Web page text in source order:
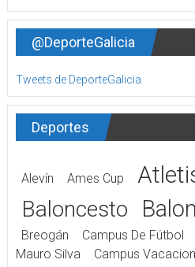
@DeporteGalicia
Tweets de DeporteGalicia
Deportes
Alevín Ames Cup
Baloncesto
Breogán
Campus De Fútbol
Mauro Silva
Campus